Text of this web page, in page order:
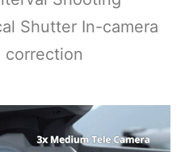
Shutter In-camera